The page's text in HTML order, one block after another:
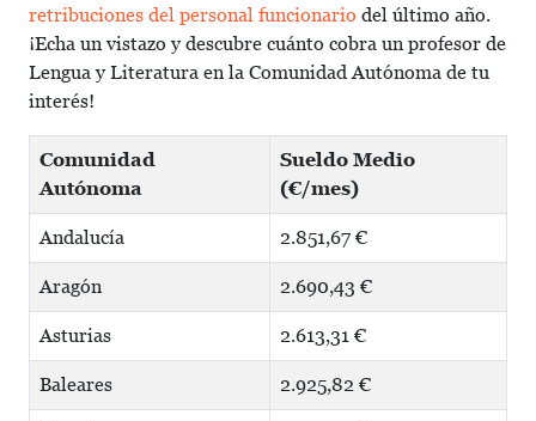
retribuciones del personal funcionario del último año.
¡Echa un vistazo y descubre cuánto cobra un profesor de
Lengua y Literatura en la Comunidad Autónoma de tu
interés!
Comunidad
Autónoma
Sueldo Medio
(€/mes)
Andalucía 2.851,67 €
Aragón 2.690,43 €
Asturias 2.613,31 €
Baleares 2.925,82 €